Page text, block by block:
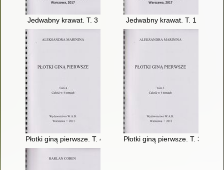
Jedwabny krawat. T. 3 Jedwabny krawat. T. 1
Płotki giną pierwsze. T. 4 Płotki giną pierwsze. T. 3